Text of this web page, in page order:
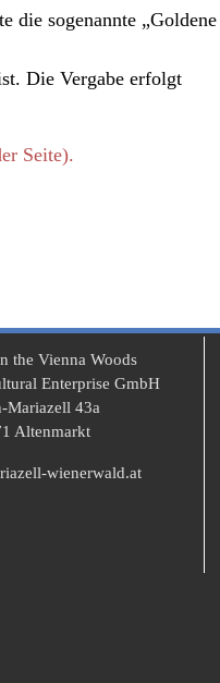
die sogenannte „Goldene
Die Vergabe erfolgt
Seite).
the Vienna Woods
Enterprise GmbH
Mariazell 43a
Altenmarkt
wienerwald.at